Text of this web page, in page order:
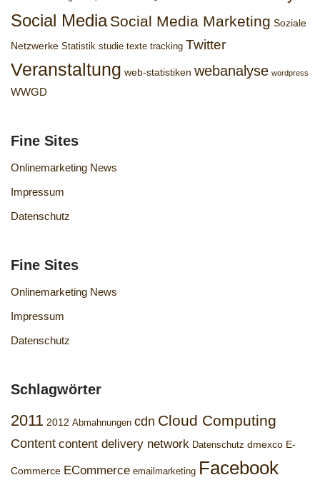
Social Media Social Media Marketing Soziale
Netzwerke Statistik studie texte tracking Twitter
Veranstaltung web-statistiken webanalyse wordpress
WWGD
Fine Sites
Onlinemarketing News
Impressum
Datenschutz
Fine Sites
Onlinemarketing News
Impressum
Datenschutz
Schlagwörter
2011 2012 Abmahnungen cdn Cloud Computing
Content content delivery network Datenschutz dmexco E-
Commerce ECommerce emailmarketing Facebook